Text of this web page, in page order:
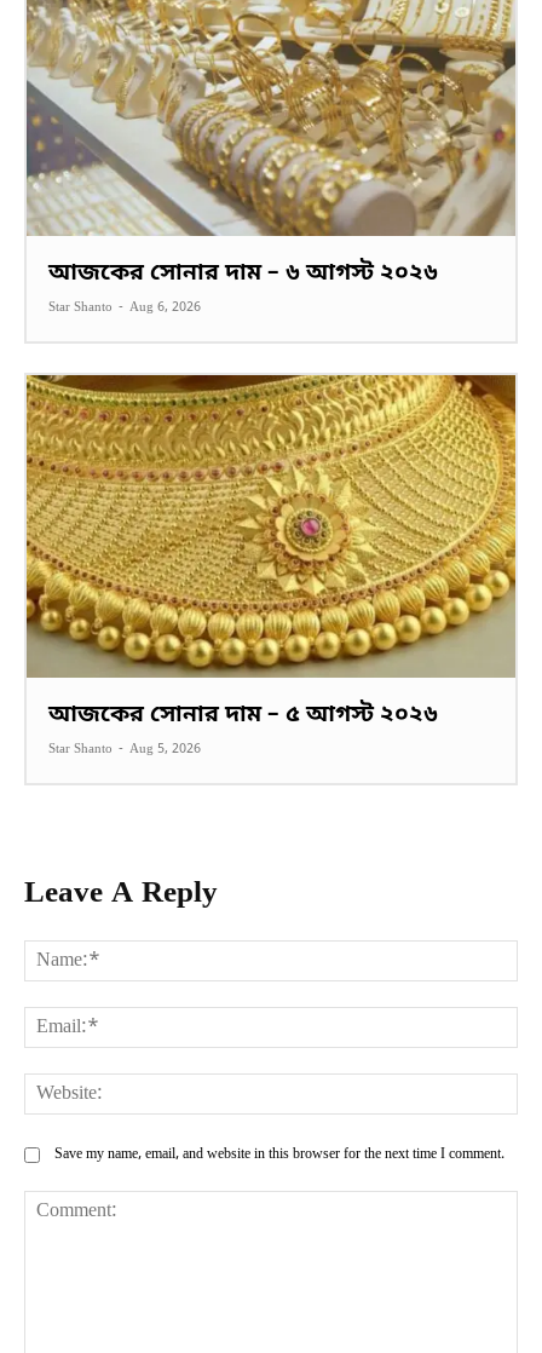
আজকের সোনার দাম – ৬ আগস্ট ২০২৬
Star Shanto - Aug 6, 2026
আজকের সোনার দাম – ৫ আগস্ট ২০২৬
Star Shanto - Aug 5, 2026
Leave A Reply
Save my name, email, and website in this browser for the next time I comment.